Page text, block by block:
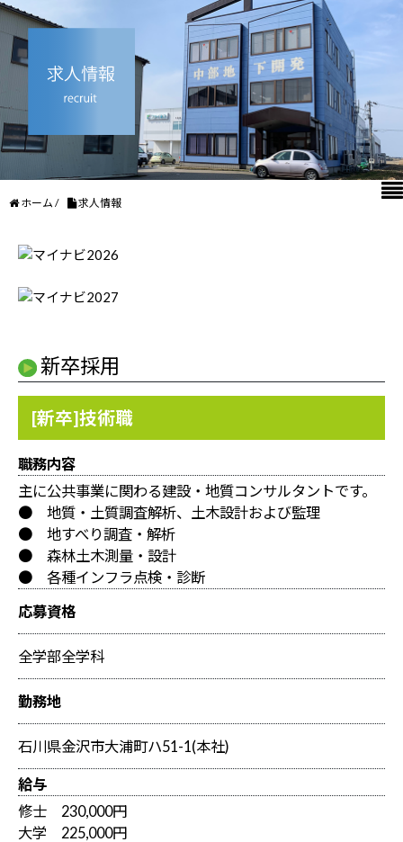
ホーム / 求人情報
新卒採用
[新卒]技術職
職務内容
主に公共事業に関わる建設・地質コンサルタントです。
● 地質・土質調査解析、土木設計および監理
● 地すべり調査・解析
● 森林土木測量・設計
● 各種インフラ点検・診断
応募資格
全学部全学科
勤務地
石川県金沢市大浦町ハ51-1(本社)
給与
修士 230,000円
大学 225,000円